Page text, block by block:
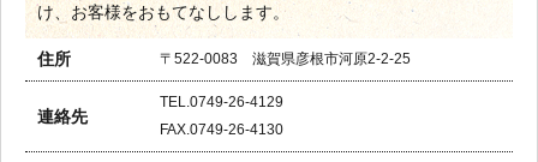
け、お客様をおもてなしします。
住所 〒522-0083 滋賀県彦根市河原2-2-25
連絡先
TEL.0749-26-4129
FAX.0749-26-4130